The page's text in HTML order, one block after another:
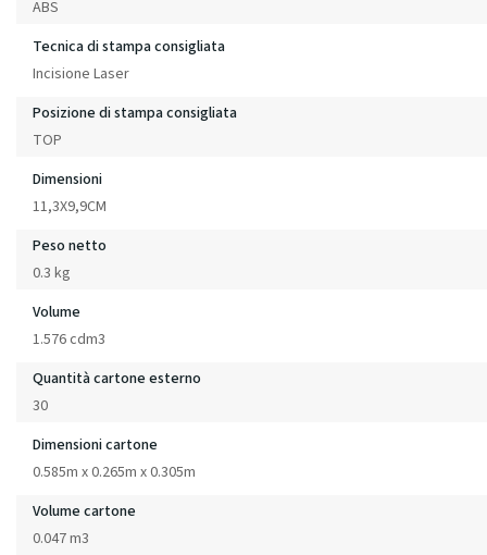
ABS
Tecnica di stampa consigliata
Incisione Laser
Posizione di stampa consigliata
TOP
Dimensioni
11,3X9,9CM
Peso netto
0.3 kg
Volume
1.576 cdm3
Quantità cartone esterno
30
Dimensioni cartone
0.585m x 0.265m x 0.305m
Volume cartone
0.047 m3